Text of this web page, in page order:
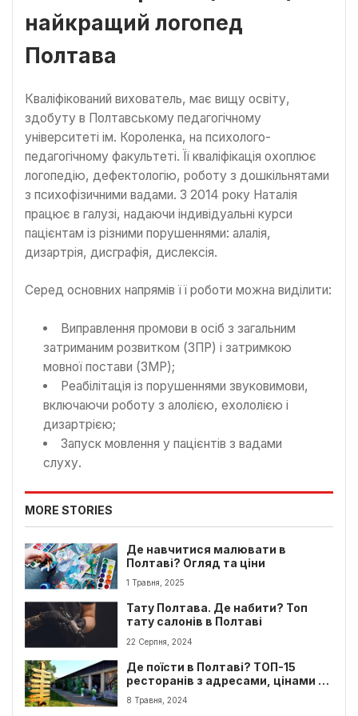
найкращий логопед
Полтава
Кваліфікований вихователь, має вищу освіту,
здобуту в Полтавському педагогічному
університеті ім. Короленка, на психолого-
педагогічному факультеті. Її кваліфікація охоплює
логопедію, дефектологію, роботу з дошкільнятами
з психофізичними вадами. З 2014 року Наталія
працює в галузі, надаючи індивідуальні курси
пацієнтам із різними порушеннями: алалія,
дизартрія, дисграфія, дислексія.
Серед основних напрямів її роботи можна виділити:
Виправлення промови в осіб з загальним
затриманим розвитком (ЗПР) і затримкою
мовної постави (ЗМР);
Реабілітація із порушеннями звуковимови,
включаючи роботу з алолією, ехололією і
дизартрією;
Запуск мовлення у пацієнтів з вадами
слуху.
MORE STORIES
Де навчитися малювати в
Полтаві? Огляд та ціни
1 Травня, 2025
Тату Полтава. Де набити? Топ
тату салонів в Полтаві
22 Серпня, 2024
Де поїсти в Полтаві? ТОП-15
ресторанів з адресами, цінами та
меню
8 Травня, 2024